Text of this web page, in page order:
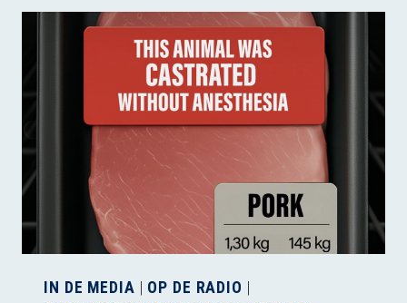
DE
VROUWELIJKE
BLIK
IN
DE
WETENSCHAP
IN DE MEDIA | OP DE RADIO |